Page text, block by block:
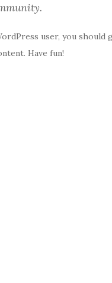
user, you should
Have fun!